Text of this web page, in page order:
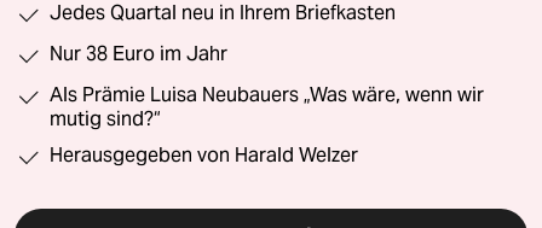
Jedes Quartal neu in Ihrem Briefkasten
Nur 38 Euro im Jahr
Als Prämie Luisa Neubauers „Was wäre, wenn wir
mutig sind?“
Herausgegeben von Harald Welzer